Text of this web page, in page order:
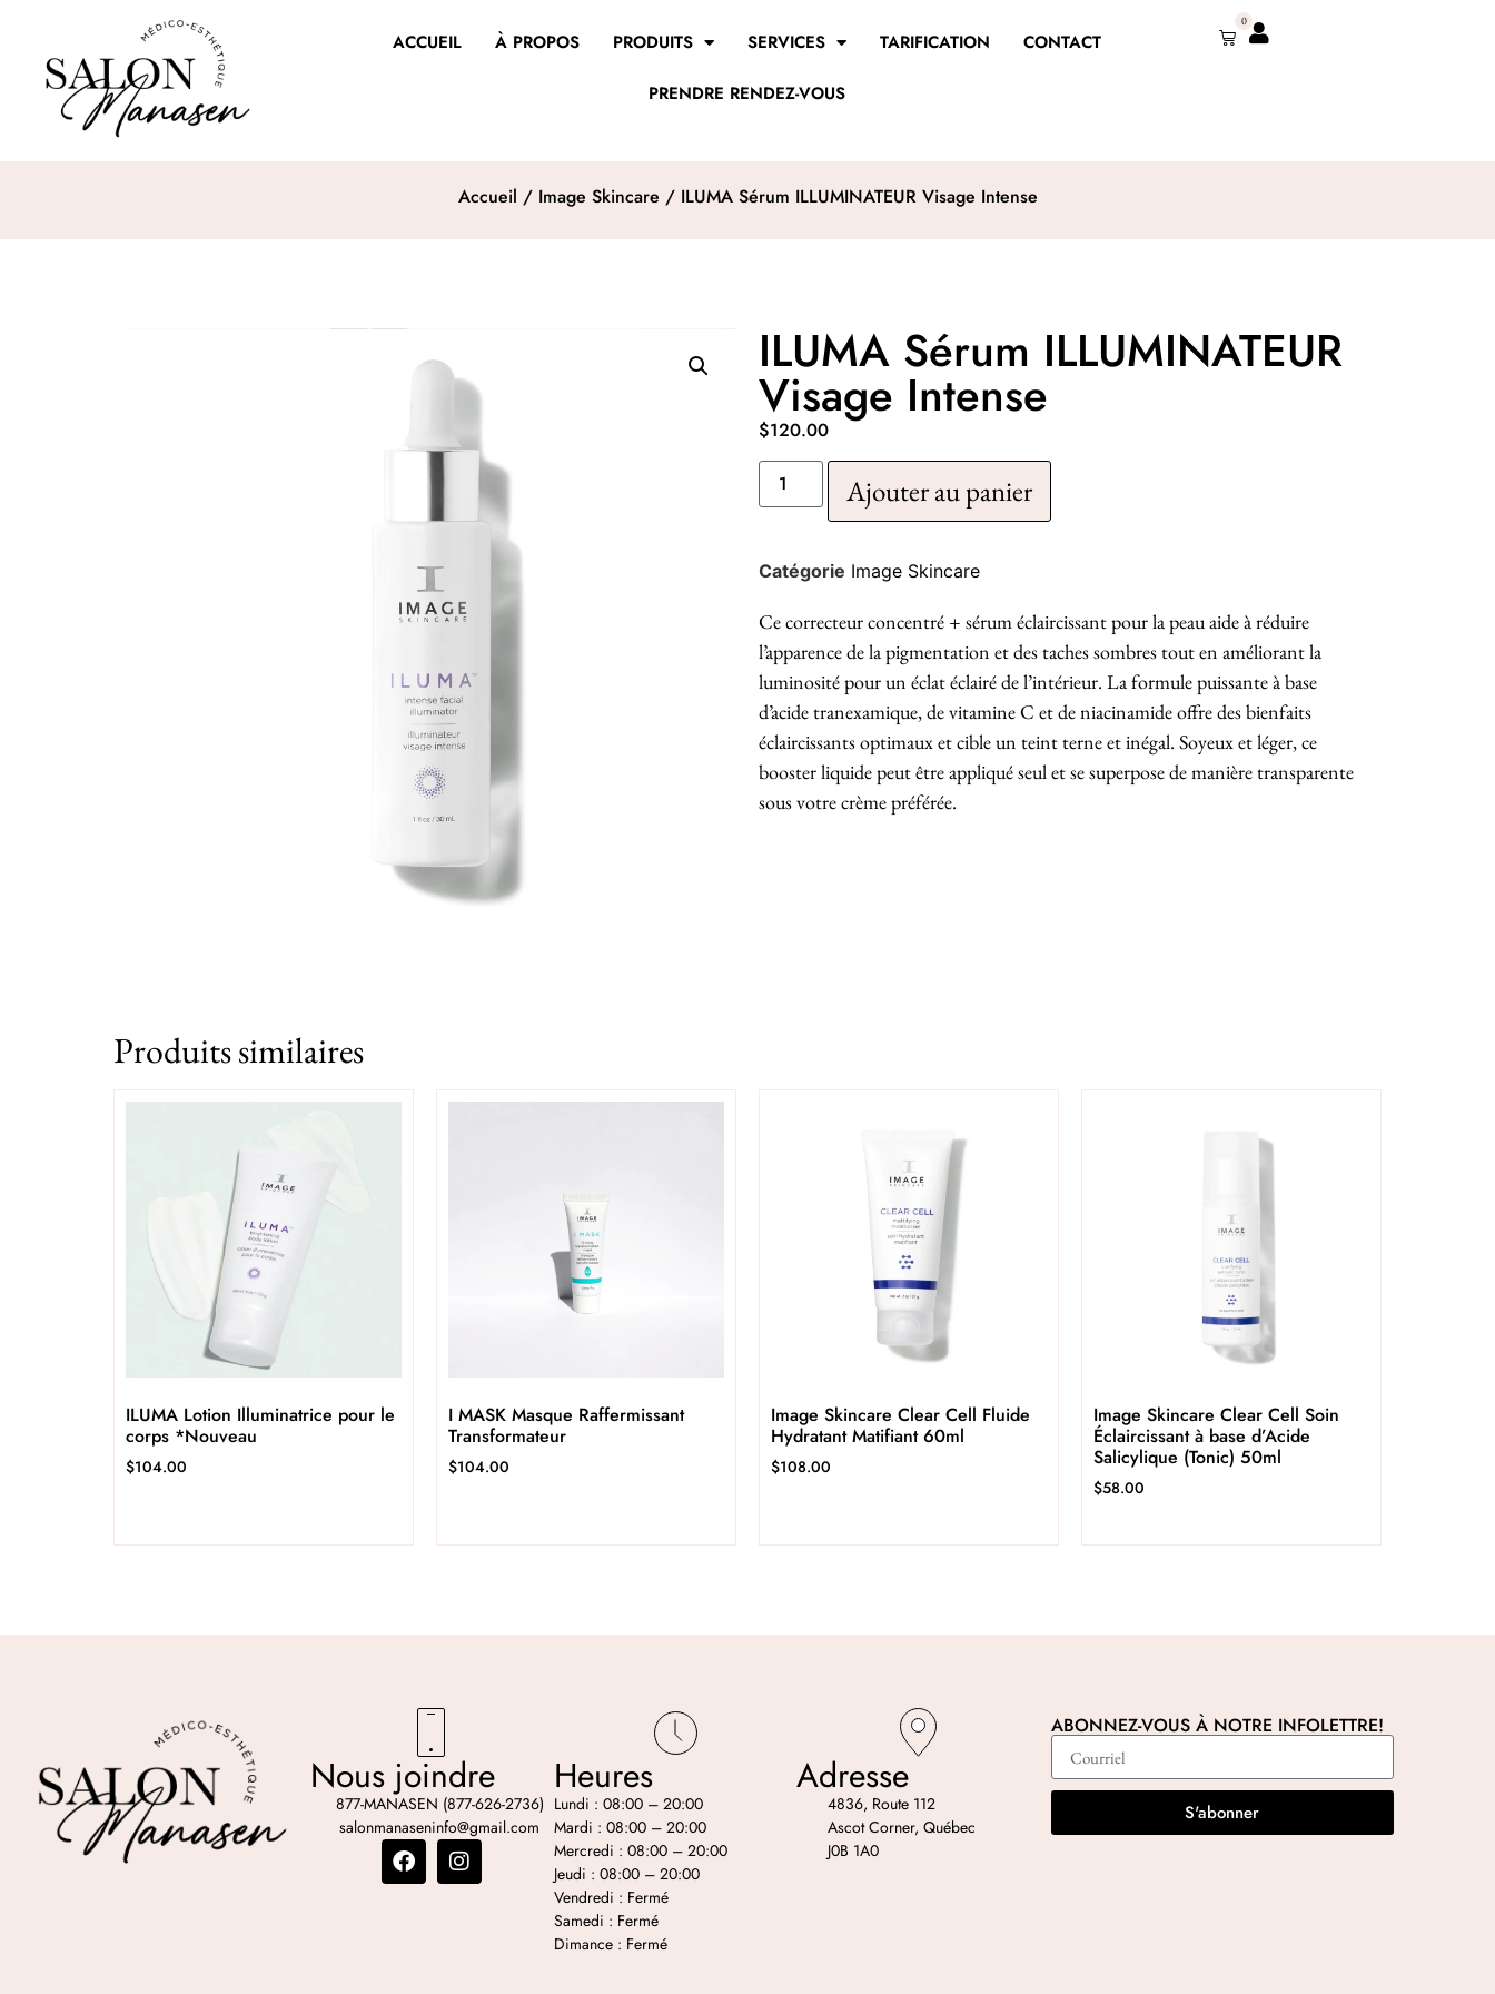
ACCUEIL À PROPOS PRODUITS SERVICES TARIFICATION CONTACT
PRENDRE RENDEZ-VOUS
0
Accueil / Image Skincare / ILUMA Sérum ILLUMINATEUR Visage Intense
ILUMA Sérum ILLUMINATEUR
Visage Intense
$120.00
Ajouter au panier
Catégorie Image Skincare
Ce correcteur concentré + sérum éclaircissant pour la peau aide à réduire
l’apparence de la pigmentation et des taches sombres tout en améliorant la
luminosité pour un éclat éclairé de l’intérieur. La formule puissante à base
d’acide tranexamique, de vitamine C et de niacinamide offre des bienfaits
éclaircissants optimaux et cible un teint terne et inégal. Soyeux et léger, ce
booster liquide peut être appliqué seul et se superpose de manière transparente
sous votre crème préférée.
Produits similaires
ILUMA Lotion Illuminatrice pour le
corps *Nouveau
$104.00
I MASK Masque Raffermissant
Transformateur
$104.00
Image Skincare Clear Cell Fluide
Hydratant Matifiant 60ml
$108.00
Image Skincare Clear Cell Soin
Éclaircissant à base d’Acide
Salicylique (Tonic) 50ml
$58.00
Nous joindre
877-MANASEN (877-626-2736)
salonmanaseninfo@gmail.com
Heures
Lundi : 08:00 – 20:00
Mardi : 08:00 – 20:00
Mercredi : 08:00 – 20:00
Jeudi : 08:00 – 20:00
Vendredi : Fermé
Samedi : Fermé
Dimance : Fermé
Adresse
4836, Route 112
Ascot Corner, Québec
J0B 1A0
ABONNEZ-VOUS À NOTRE INFOLETTRE!
S'abonner